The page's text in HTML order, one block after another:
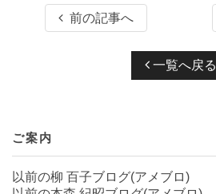
前の記事へ
一覧へ戻る
ご案内
以前の柳 百子ブログ(アメブロ)